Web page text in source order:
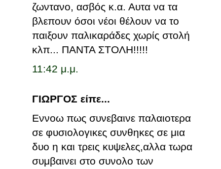
ζωντανο, ασβός κ.α. Αυτα να τα
βλεπουν όσοι νέοι θέλουν να το
παιξουν παλικαράδες χωρίς στολή
κλπ... ΠΑΝΤΑ ΣΤΟΛΗ!!!!!
11:42 μ.μ.
ΓΙΩΡΓΟΣ είπε...
Εννοω πως συνεβαινε παλαιοτερα
σε φυσιολογικες συνθηκες σε μια
δυο η και τρεις κυψελες,αλλα τωρα
συμβαινει στο συνολο των